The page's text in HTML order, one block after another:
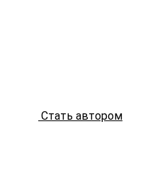
Стать автором